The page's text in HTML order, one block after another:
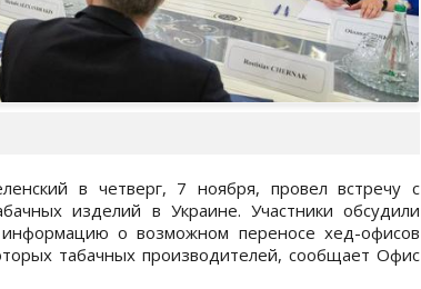
в четверг, 7 ноября, провел встречу с
изделий в Украине. Участники обсудили
о возможном переносе хед-офисов
табачных производителей, сообщает Офис